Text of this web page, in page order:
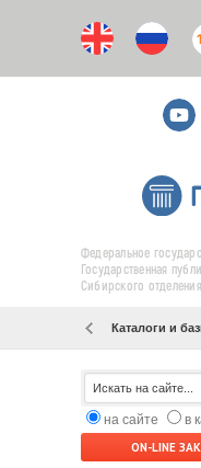
Федеральное
Государственная
Сибирского
Каталоги и
на сайте
в
ON-LINE